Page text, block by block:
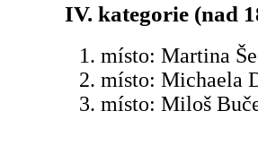
IV. kategorie (nad
místo: Martina
místo: Michaela
místo: Miloš